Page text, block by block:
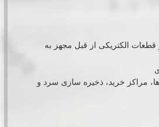
قطعات الکتریکی از قبل مجهز به
مراکز خرید، ذخیره سازی سرد و